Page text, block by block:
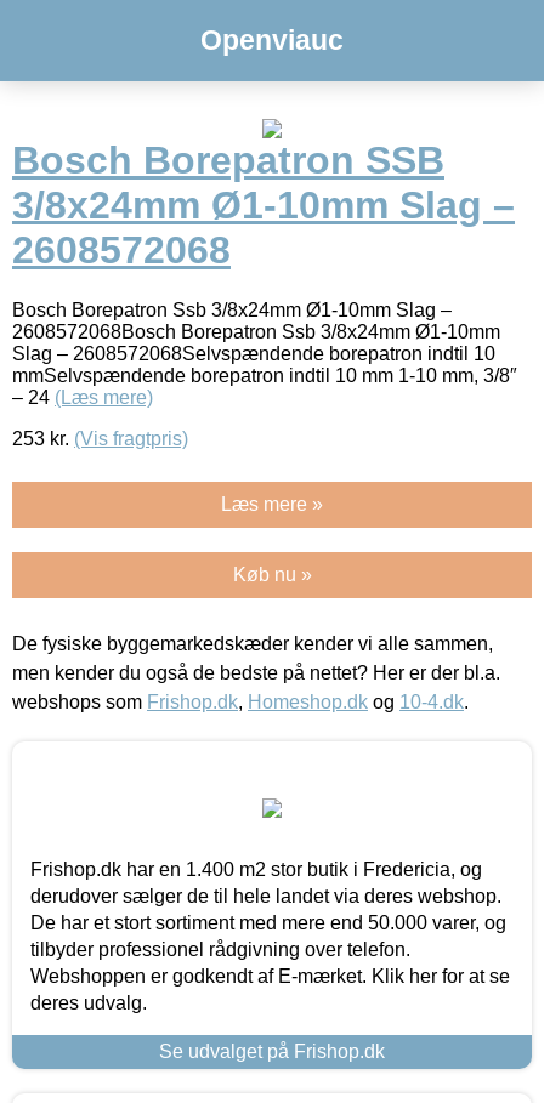
Openviauc
Bosch Borepatron SSB
3/8x24mm Ø1-10mm Slag –
2608572068
Bosch Borepatron Ssb 3/8x24mm Ø1-10mm Slag –
2608572068Bosch Borepatron Ssb 3/8x24mm Ø1-10mm
Slag – 2608572068Selvspændende borepatron indtil 10
mmSelvspændende borepatron indtil 10 mm 1-10 mm, 3/8″
– 24 (Læs mere)
253 kr. (Vis fragtpris)
Læs mere »
Køb nu »
De fysiske byggemarkedskæder kender vi alle sammen,
men kender du også de bedste på nettet? Her er der bl.a.
webshops som Frishop.dk, Homeshop.dk og 10-4.dk.
Frishop.dk har en 1.400 m2 stor butik i Fredericia, og
derudover sælger de til hele landet via deres webshop.
De har et stort sortiment med mere end 50.000 varer, og
tilbyder professionel rådgivning over telefon.
Webshoppen er godkendt af E-mærket. Klik her for at se
deres udvalg.
Se udvalget på Frishop.dk